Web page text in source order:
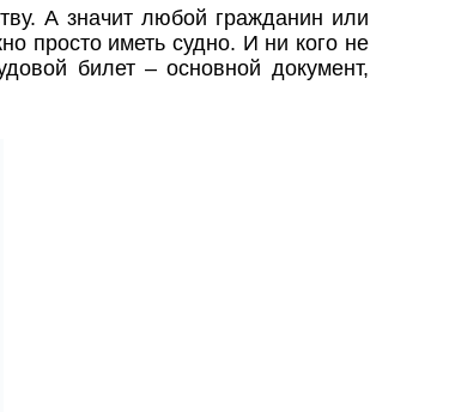
А значит любой гражданин или
просто иметь судно. И ни кого не
билет – основной документ,